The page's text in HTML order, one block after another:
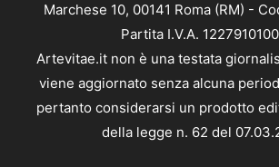
Marchese 10, 00141 Roma (RM) -
Partita I.V.A.
Artevitae.it non è una testata
viene aggiornato senza alcuna
pertanto considerarsi un prodotto
della legge n. 62 del